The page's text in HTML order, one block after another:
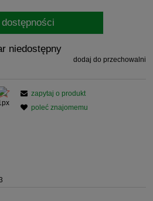
niedostępny
dodaj do przechowalni
zapytaj o produkt
poleć znajomemu